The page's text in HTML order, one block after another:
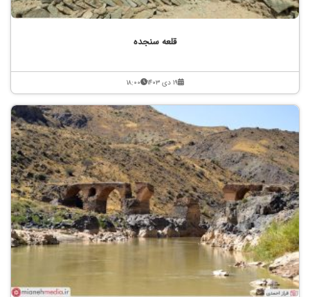
قلعه سنجده
۱۹ دی ۱۴۰۳ ۱۸:۰۰